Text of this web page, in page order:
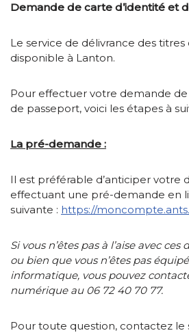
Demande de carte d’identité et
Le service de délivrance des titres
disponible à Lanton.
Pour effectuer votre demande
de passeport, voici les étapes à
La pré-demande :
Il est préférable d’anticiper votre
effectuant une pré-demande en
suivante : https://
Si vous n’êtes pas à l’aise avec
ou bien que vous n’êtes pas
informatique, vous pouvez
numérique au 06 72 40 70 77.
Pour toute question, contactez le